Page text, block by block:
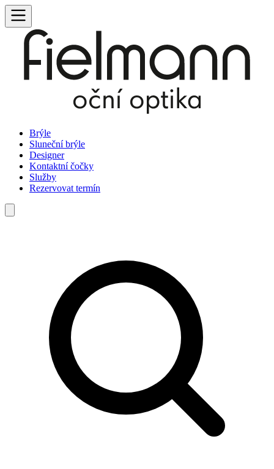
Brýle
Sluneční brýle
Designer
Kontaktní čočky
Služby
Rezervovat termín